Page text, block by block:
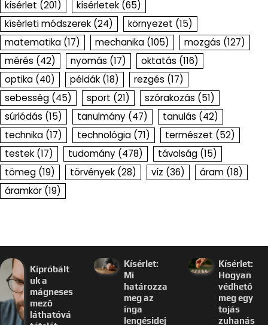
kísérlet (201) kísérletek (65)
kísérleti módszerek (24) környezet (15)
matematika (17) mechanika (105) mozgás (127)
mérés (42) nyomás (17) oktatás (116)
optika (40) példák (18) rezgés (17)
sebesség (45) sport (21) szórakozás (51)
súrlódás (15) tanulmány (47) tanulás (42)
technika (17) technológia (71) természet (52)
testek (17) tudomány (478) távolság (15)
tömeg (19) törvények (28) víz (36) áram (18)
áramkör (19)
Kipróbált
uk a
mágneses
mező
láthatóvá
Kísérlet:
Mi
határozza
meg az
inga
lengésidej
Kísérlet:
Hogyan
védhető
meg egy
tojás
zuhanás